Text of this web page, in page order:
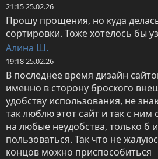
21:15 25.02.26
Прошу прощения, но куда
сортировки. Тоже хотелось бы
Алина Ш.
19:18 25.02.26
В последнее время дизайн
именно в сторону броского
удобству использования, не
так люблю этот сайт и так с ним
на любые неудобства, только б
пользоваться. Так что не
концов можно приспособиться